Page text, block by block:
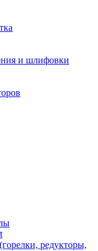
и шлифовки
редукторы,